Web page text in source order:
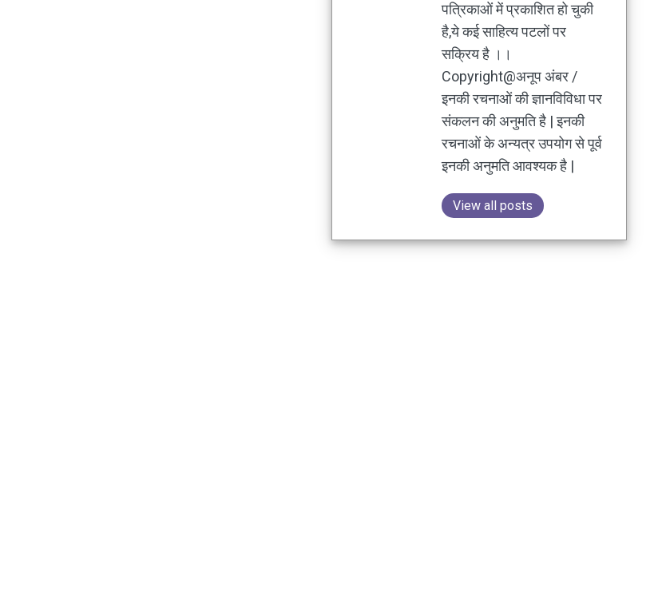
पत्रिकाओं में प्रकाशित हो चुकी
है,ये कई साहित्य पटलों पर
सक्रिय है ।।
Copyright@अनूप अंबर /
इनकी रचनाओं की ज्ञानविविधा पर
संकलन की अनुमति है | इनकी
रचनाओं के अन्यत्र उपयोग से पूर्व
इनकी अनुमति आवश्यक है |
View all posts